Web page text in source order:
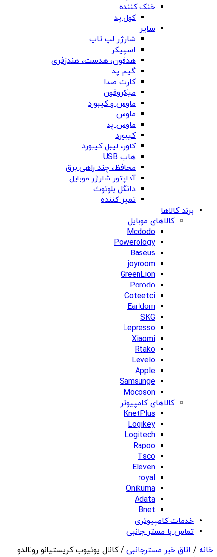
خنک کننده
کول پد
سایر
شارژر لپ تاپ
اسپیکر
هدفون، هدست، هندزفری
گیم پد
کارت صدا
میکروفون
ماوس و کیبورد
ماوس
ماوس پد
کیبورد
کاور، لیبل کیبورد
هاب USB
محافظ، چند راهی برق
آداپتور شارژر موبایل
دانگل بلوتوث
تمیز کننده
برند کالاها
کالاهای موبایل
Mcdodo
Powerology
Baseus
joyroom
GreenLion
Porodo
Coteetci
Earldom
SKG
Lepresso
Xiaomi
Rtako
Levelo
Apple
Samsunge
Mocoson
کالاهای کامپیوتر
KnetPlus
Logikey
Logitech
Rapoo
Tsco
Eleven
royal
Onikuma
Adata
Bnet
خدمات کامپیوتری
تماس با مستر جانبی
خانه / اتاق خبر مسترجانبی / کانال یوتیوب کریستیانو رونالدو